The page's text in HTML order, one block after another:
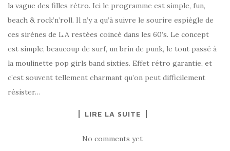
la vague des filles rétro. Ici le programme est simple, fun,
beach & rock’n’roll. Il n’y a qu’à suivre le sourire espiègle de
ces sirènes de L.A restées coincé dans les 60’s. Le concept
est simple, beaucoup de surf, un brin de punk, le tout passé à
la moulinette pop girls band sixties. Effet rétro garantie, et
c’est souvent tellement charmant qu’on peut difficilement
résister…
LIRE LA SUITE
No comments yet